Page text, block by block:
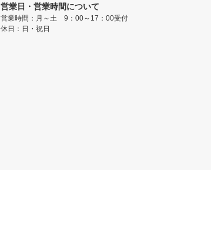
営業日・営業時間について
営業時間：月～土 9：00～17：00受付
休日：日・祝日